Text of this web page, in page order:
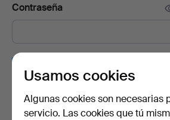
Contraseña
En ella encontrarás consejos de nuestros
seleccionados e inspiración. Y si cambias
darte de baja muy fácilmente.
Usamos cookies
Algunas cookies son necesarias
servicio. Las cookies que tú